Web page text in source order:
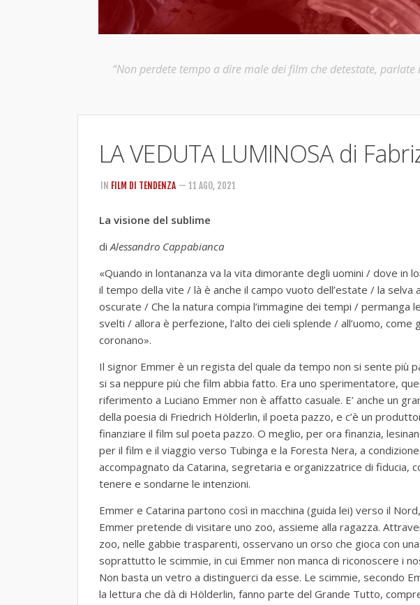
“Non perdete tempo a dire male dei film che detestate,
LA VEDUTA LUMINOSA di
IN FILM DI TENDENZA — 11 AGO, 2021
La visione del sublime
di Alessandro Cappabianca
«Quando in lontananza va la vita dimorante degli uomini / dove in
il tempo della vite / là è anche il campo vuoto dell’estate / la selva
oscurate / Che la natura compia l’immagine dei tempi / permanga
svelti / allora è perfezione, l’alto dei cieli splende / all’uomo, come
coronano».
Il signor Emmer è un regista del quale da tempo non si sente più
si sa neppure più che film abbia fatto. Era uno sperimentatore,
riferimento a Luciano Emmer non è affatto casuale. E’ anche un
della poesia di Friedrich Hölderlin, il poeta pazzo, e c’è un
finanziare il film sul poeta pazzo. O meglio, per ora finanzia,
per il film e il viaggio verso Tubinga e la Foresta Nera, a
accompagnato da Catarina, segretaria e organizzatrice di fiducia,
tenere e sondarne le intenzioni.
Emmer e Catarina partono così in macchina (guida lei) verso il
Emmer pretende di visitare uno zoo, assieme alla ragazza.
zoo, nelle gabbie trasparenti, osservano un orso che gioca con
soprattutto le scimmie, in cui Emmer non manca di riconoscere i
Non basta un vetro a distinguerci da esse. Le scimmie, secondo
la lettura che dà di Hölderlin, fanno parte del Grande Tutto,